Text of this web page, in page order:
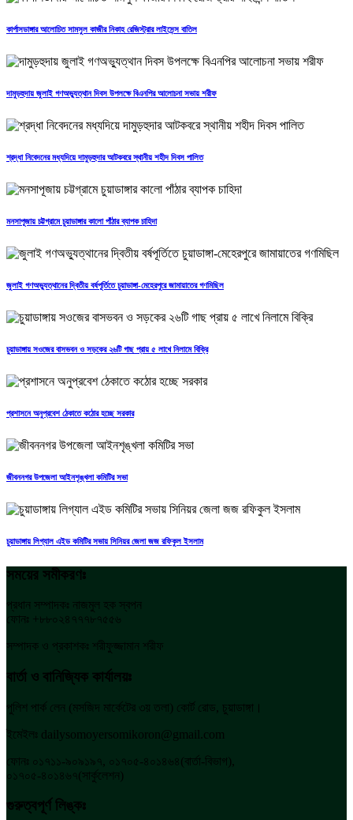
কার্পাসডাঙ্গার আলোচিত সামসুল কাজীর নিকাহ রেজিস্ট্রার লাইসেন্স বাতিল
দামুড়হুদায় জুলাই গণঅভ্যুত্থান দিবস উপলক্ষে বিএনপির আলোচনা সভায় শরীফ
শ্রদ্ধা নিবেদনের মধ্যদিয়ে দামুড়হুদার আটকবরে স্থানীয় শহীদ দিবস পালিত
মনসাপূজায় চট্টগ্রামে চুয়াডাঙ্গার কালো পাঁঠার ব্যাপক চাহিদা
জুলাই গণঅভ্যুত্থানের দ্বিতীয় বর্ষপূর্তিতে চুয়াডাঙ্গা-মেহেরপুরে জামায়াতের গণমিছিল
চুয়াডাঙ্গায় সওজের বাসভবন ও সড়কের ২৬টি গাছ প্রায় ৫ লাখে নিলামে বিক্রি
প্রশাসনে অনুপ্রবেশ ঠেকাতে কঠোর হচ্ছে সরকার
জীবননগর উপজেলা আইনশৃঙ্খলা কমিটির সভা
চুয়াডাঙ্গায় লিগ্যাল এইড কমিটির সভায় সিনিয়র জেলা জজ রফিকুল ইসলাম
সময়ের সমীকরণঃ
প্রধান সম্পাদকঃ নাজমুল হক স্বপন
ফোনঃ +৮৮০২৪৭৭৭৮৭৫৫৬
সম্পাদক ও প্রকাশকঃ শরীফুজ্জামান শরীফ
বার্তা ও বানিজ্যিক কার্যালয়ঃ
পুলিশ পার্ক লেন (মসজিদ মার্কেটের ৩য় তলা) কোর্ট রোড, চুয়াডাঙ্গা।
ইমেইলঃ dailysomoyersomikoron@gmail.com
ফোনঃ ০১৭১১-৯০৯১৯৭, ০১৭০৫-৪০১৪৬৪(বার্তা-বিভাগ),
০১৭০৫-৪০১৪৬৭(সার্কুলেশন)
গুরুত্বপূর্ণ লিঙ্কঃ